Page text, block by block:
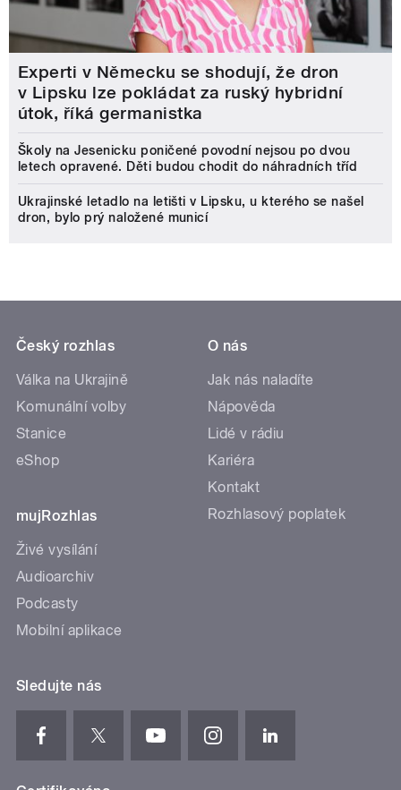
Experti v Německu se shodují, že dron
v Lipsku lze pokládat za ruský hybridní
útok, říká germanistka
Školy na Jesenicku poničené povodní nejsou po dvou
letech opravené. Děti budou chodit do náhradních tříd
Ukrajinské letadlo na letišti v Lipsku, u kterého se našel
dron, bylo prý naložené municí
Český rozhlas
Válka na Ukrajině
Komunální volby
Stanice
eShop
mujRozhlas
Živé vysílání
Audioarchiv
Podcasty
Mobilní aplikace
O nás
Jak nás naladíte
Nápověda
Lidé v rádiu
Kariéra
Kontakt
Rozhlasový poplatek
Sledujte nás